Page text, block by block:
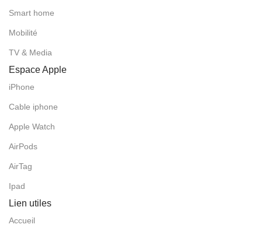
Smart home
Mobilité
TV & Media
Espace Apple
iPhone
Cable iphone
Apple Watch
AirPods
AirTag
Ipad
Lien utiles
Accueil